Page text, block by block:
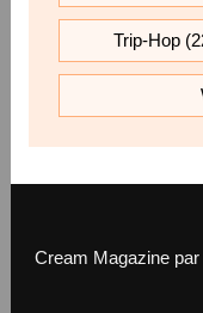
Trip-Hop
Cream Magazine par